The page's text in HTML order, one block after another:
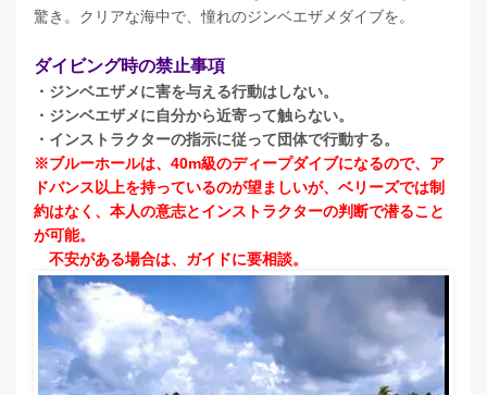
驚き。クリアな海中で、憧れのジンベエザメダイブを。
ダイビング時の禁止事項
・ジンベエザメに害を与える行動はしない。
・ジンベエザメに自分から近寄って触らない。
・インストラクターの指示に従って団体で行動する。
※ブルーホールは、40m級のディープダイブになるので、ア
ドバンス以上を持っているのが望ましいが、ベリーズでは制
約はなく、本人の意志とインストラクターの判断で潜ること
が可能。
不安がある場合は、ガイドに要相談。